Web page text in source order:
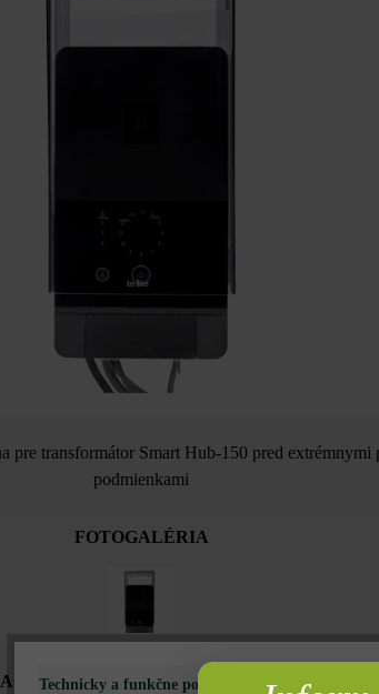
pre transformátor Smart Hub-150 pred extrémnymi
podmienkami
FOTOGALÉRIA
PODROBNOSTÍ O POLOŽKE
Technicky a funkčne potrebné